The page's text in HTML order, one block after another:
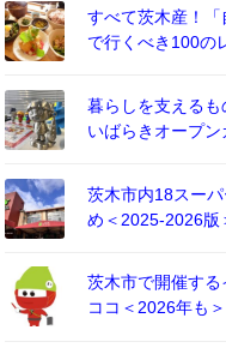
すべて茨木産！
で行くべき100の
暮らしを支えるも
いばらきオープ
茨木市内18スー
め＜2025-2026版
茨木市で開催す
ココ＜2026年も＞